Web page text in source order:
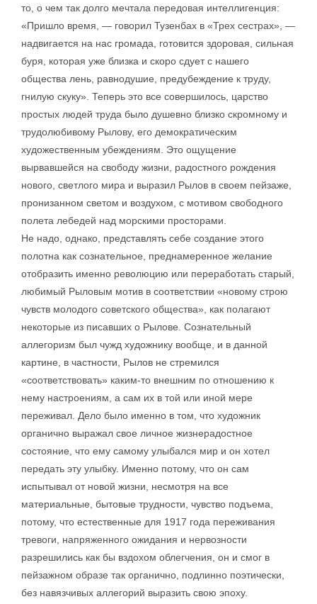
то, о чем так долго мечтала передовая интеллигенция:
«Пришло время, — говорил Тузенбах в «Трех сестрах», —
надвигается на нас громада, готовится здоровая, сильная
буря, которая уже близка и скоро сдует с нашего
общества лень, равнодушие, предубеждение к труду,
гнилую скуку». Теперь это все совершилось, царство
простых людей труда было душевно близко скромному и
трудолюбивому Рылову, его демократическим
художественным убеждениям. Это ощущение
вырвавшейся на свободу жизни, радостного рождения
нового, светлого мира и выразил Рылов в своем пейзаже,
пронизанном светом и воздухом, с мотивом свободного
полета лебедей над морскими просторами.
Не надо, однако, представлять себе создание этого
полотна как сознательное, преднамеренное желание
отобразить именно революцию или переработать старый,
любимый Рыловым мотив в соответствии «новому строю
чувств молодого советского общества», как полагают
некоторые из писавших о Рылове. Сознательный
аллегоризм был чужд художнику вообще, и в данной
картине, в частности, Рылов не стремился
«соответствовать» каким-то внешним по отношению к
нему настроениям, а сам их в той или иной мере
переживал. Дело было именно в том, что художник
органично выражал свое личное жизнерадостное
состояние, что ему самому улыбался мир и он хотел
передать эту улыбку. Именно потому, что он сам
испытывал от новой жизни, несмотря на все
материальные, бытовые трудности, чувство подъема,
потому, что естественные для 1917 года переживания
тревоги, напряженного ожидания и нервозности
разрешились как бы вздохом облегчения, он и смог в
пейзажном образе так органично, подлинно поэтически,
без навязчивых аллегорий выразить свою эпоху.